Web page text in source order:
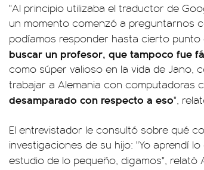
"Al principio utilizaba el traductor de
un momento comenzó a preguntarnos
podíamos responder hasta cierto
buscar un profesor, que tampoco fue
como súper valioso en la vida de Jano,
trabajar a Alemania con computadoras
desamparado con respecto a eso",
El entrevistador le consultó sobre qué
investigaciones de su hijo: "Yo aprendí
estudio de lo pequeño, digamos", relató